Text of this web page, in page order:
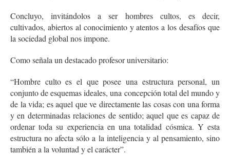
Concluyo, invitándolos a ser hombres cultos, es decir,
cultivados, abiertos al conocimiento y atentos a los desafíos que
la sociedad global nos impone.
Como señala un destacado profesor universitario:
“Hombre culto es el que posee una estructura personal, un
conjunto de esquemas ideales, una concepción total del mundo y
de la vida; es aquel que ve directamente las cosas con una forma
y en determinadas relaciones de sentido; aquel que es capaz de
ordenar toda su experiencia en una totalidad cósmica. Y esta
estructura no afecta sólo a la inteligencia y al pensamiento, sino
también a la voluntad y el carácter”.